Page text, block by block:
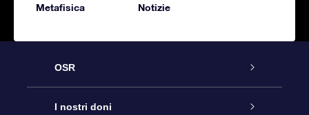
Metafisica Notizie
OSR
Assistenza
I nostri doni